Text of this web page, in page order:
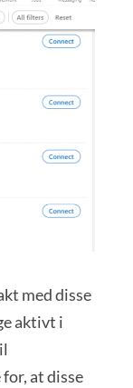
med disse
aktivt i
at disse